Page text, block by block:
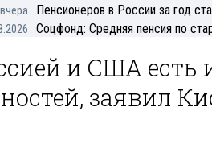
вчера Пенсионеров в России за год
Соцфонд: Средняя пенсия по
и США есть
заявил